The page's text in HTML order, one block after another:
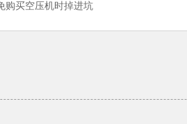
购买空压机时掉进坑